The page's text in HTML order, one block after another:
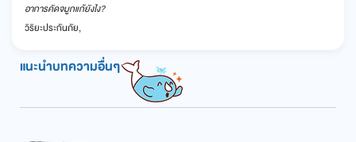
อาการคัดจมูกแก้ยังไง?
วิริยะประกันภัย,
แนะนำบทความอื่นๆ